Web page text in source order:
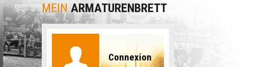
MEINARMATURENBRETT
Connexion